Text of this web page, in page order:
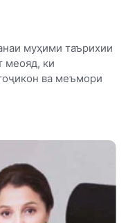
муҳими таърихии
меояд, ки
ва меъмори